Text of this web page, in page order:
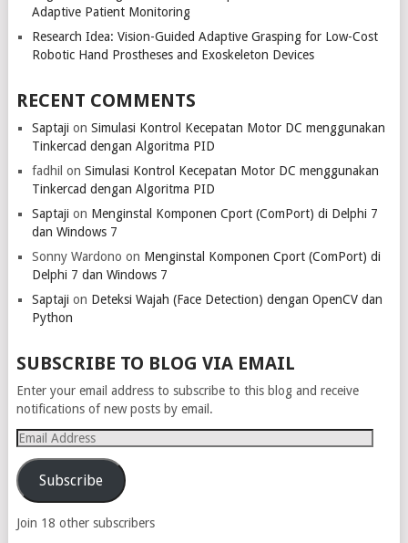
Adaptive Patient Monitoring
Research Idea: Vision-Guided Adaptive Grasping for Low-Cost
Robotic Hand Prostheses and Exoskeleton Devices
RECENT COMMENTS
Saptaji on Simulasi Kontrol Kecepatan Motor DC menggunakan
Tinkercad dengan Algoritma PID
fadhil on Simulasi Kontrol Kecepatan Motor DC menggunakan
Tinkercad dengan Algoritma PID
Saptaji on Menginstal Komponen Cport (ComPort) di Delphi 7
dan Windows 7
Sonny Wardono on Menginstal Komponen Cport (ComPort) di
Delphi 7 dan Windows 7
Saptaji on Deteksi Wajah (Face Detection) dengan OpenCV dan
Python
SUBSCRIBE TO BLOG VIA EMAIL
Enter your email address to subscribe to this blog and receive
notifications of new posts by email.
Email
Address
Subscribe
Join 18 other subscribers